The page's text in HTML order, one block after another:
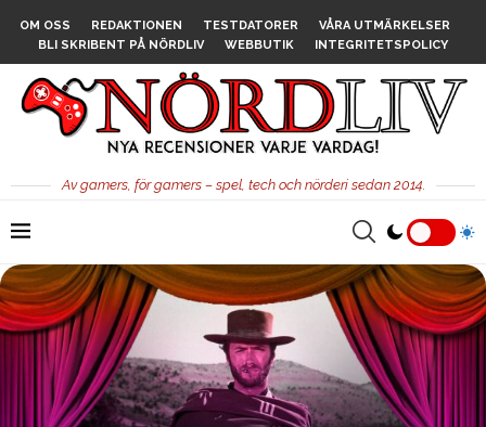
OM OSS REDAKTIONEN TESTDATORER
VÅRA UTMÄRKELSER
BLI SKRIBENT PÅ NÖRDLIV
WEBBUTIK INTEGRITETSPOLICY
Av gamers, för gamers – spel, tech och nörderi sedan 2014.